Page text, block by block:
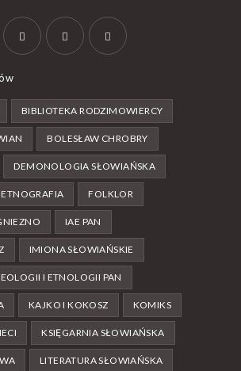
BIBLIOTEKA RODZIMOWIERCY
BOLESŁAW CHROBRY
DEMONOLOGIA SŁOWIAŃSKA
ETNOGRAFIA FOLKLOR
IAE PAN
IMIONA SŁOWIAŃSKIE
I ETNOLOGII PAN
KAJKO I KOKOSZ KOMIKS
KSIĘGARNIA SŁOWIAŃSKA
LITERATURA SŁOWIAŃSKA